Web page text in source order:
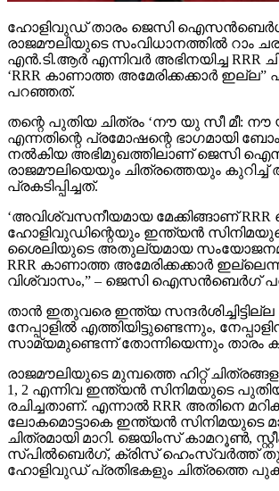
ഹോളിവുഡ് താരം ജെസി
രാജമൗലിയുടെ സംവിധാനത്തില്‍ റാം
എന്‍.ടി.ആര്‍ എന്നിവര്‍ അഭിനയിച്ച RRR
‘RRR കാണാത്ത അമേരിക്കക്കാര്‍ ഇല്ല”
പറഞ്ഞത്.
തന്റെ പുതിയ ചിത്രം ‘നൗ യു സീ മീ:
എന്നതിന്റെ പ്രമോഷന്റെ ഭാഗമായി
നല്‍കിയ അഭിമുഖത്തിലാണ് ജെസി
രാജമൗലിയെയും ചിത്രത്തെയും കുറിച്ച്
പ്രകടിപ്പിച്ചത്.
‘അവിശ്വസനീയമായ മേക്കിങ്ങാണ് RRR
ഹോളിവുഡിന്റെയും ഇന്ത്യന്‍
ശൈലിയുടെ അതുല്യമായ
RRR കാണാത്ത അമേരിക്കക്കാര്‍
വിശ്വാസം,” – ജെസി ഐസന്‍ബെര്‍ഗ്
താന്‍ ഇതുവരെ ഇന്ത്യ സന്ദര്‍ശിച്ചിട്ടില്ല
നേപ്പാളില്‍ എത്തിയിട്ടുണ്ടെന്നും,
സാമ്യമുണ്ടെന്ന് തോന്നിയെന്നും താരം
രാജമൗലിയുടെ മുമ്പത്തെ ഹിറ്റ്
1, 2 എന്നിവ ഇന്ത്യന്‍ സിനിമയുടെ
രചിച്ചതാണ്. എന്നാല്‍ RRR അതിനെ
ലോകമൊട്ടാകെ ഇന്ത്യന്‍ സിനിമയുടെ
ചിത്രമായി മാറി. ജെയിംസ് കാമറൂണ്‍,
സ്പില്‍ബെര്‍ഗ്, ക്രിസ് ഹെംസ്വര്‍ത്ത്
ഹോളിവുഡ് പ്രതിഭകളും ചിത്രത്തെ